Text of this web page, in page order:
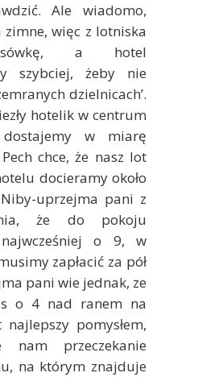
Ale wiadomo,
więc z lotniska
a hotel
szybciej, żeby nie
dzielnicach’.
hotelik w centrum
w miarę
chce, że nasz lot
docieramy około
uprzejma pani z
że do pokoju
o 9, w
zapłacić za pół
pani wie jednak, ze
o 4 nad ranem na
pomysłem,
nam przeczekanie
na którym znajduje